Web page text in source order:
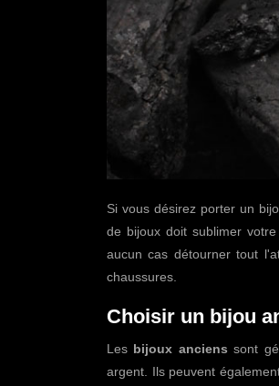
Si vous désirez porter un
de bijoux doit sublimer
aucun cas détourner tout
chaussures.
Choisir un bijou
Les bijoux anciens sont
argent. Ils peuvent